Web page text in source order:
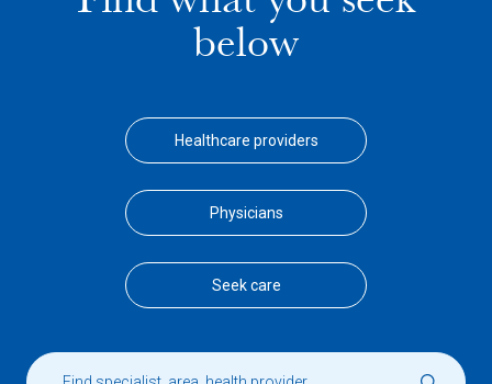
below
Healthcare providers
Physicians
Seek care